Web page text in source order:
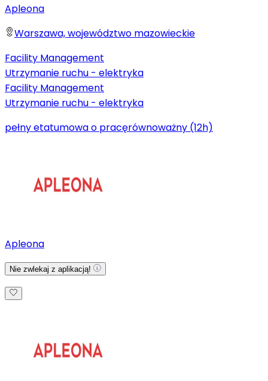
Apleona
Warszawa, województwo mazowieckie
Facility Management
Utrzymanie ruchu - elektryka
Facility Management
Utrzymanie ruchu - elektryka
pełny etatumowa o pracęrównoważny (12h)
Apleona
Nie zwlekaj z aplikacją!